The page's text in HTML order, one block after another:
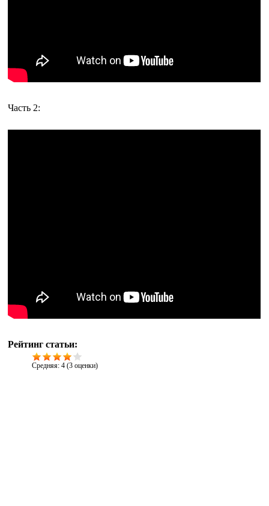
Часть 2:
Рейтинг статьи:
Средняя:4 (3 оценки)